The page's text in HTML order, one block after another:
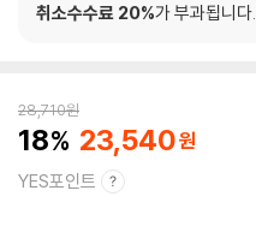
취소수수료 20%가 부과됩니다.
28,710원
18 23,540
YES포인트